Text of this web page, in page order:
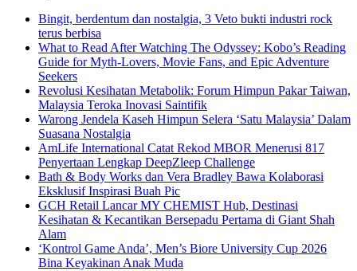
Bingit, berdentum dan nostalgia, 3 Veto bukti industri rock
terus berbisa
What to Read After Watching The Odyssey: Kobo’s Reading
Guide for Myth-Lovers, Movie Fans, and Epic Adventure
Seekers
Revolusi Kesihatan Metabolik: Forum Himpun Pakar Taiwan,
Malaysia Teroka Inovasi Saintifik
Warong Jendela Kaseh Himpun Selera ‘Satu Malaysia’ Dalam
Suasana Nostalgia
AmLife International Catat Rekod MBOR Menerusi 817
Penyertaan Lengkap DeepZleep Challenge
Bath & Body Works dan Vera Bradley Bawa Kolaborasi
Eksklusif Inspirasi Buah Pic
GCH Retail Lancar MY CHEMIST Hub, Destinasi
Kesihatan & Kecantikan Bersepadu Pertama di Giant Shah
Alam
‘Kontrol Game Anda’, Men’s Biore University Cup 2026
Bina Keyakinan Anak Muda